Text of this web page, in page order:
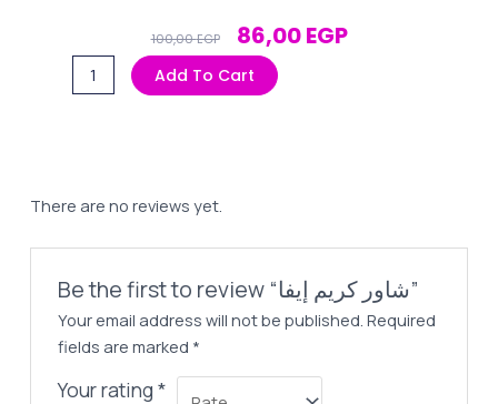
100,00EGP Original
Price
Was:
86,00EGPCurrent
Add To Cart
There are no reviews yet.
Be the first to review “شاور كريم إيفا”
Your email address will not be published. Required
fields are marked *
Your rating*